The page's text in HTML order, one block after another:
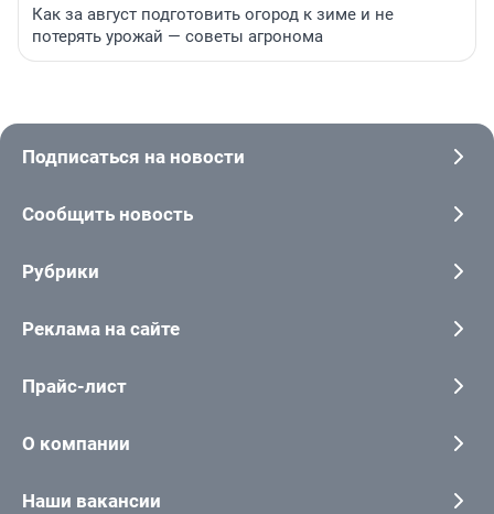
Как за август подготовить огород к зиме и не
потерять урожай — советы агронома
Подписаться на новости
Сообщить новость
Рубрики
Реклама на сайте
Прайс-лист
О компании
Наши вакансии